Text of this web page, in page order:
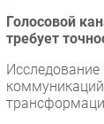
Голосовой
требует